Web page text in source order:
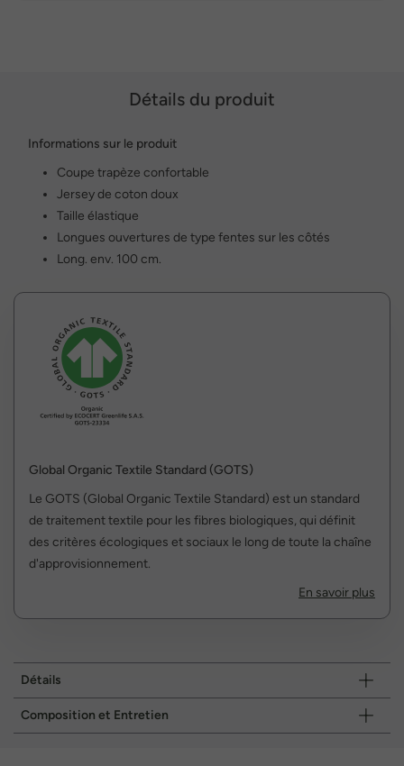
Détails du produit
Informations sur le produit
Coupe trapèze confortable
Jersey de coton doux
Taille élastique
Longues ouvertures de type fentes sur les côtés
Long. env. 100 cm.
Global Organic Textile Standard (GOTS)
Le GOTS (Global Organic Textile Standard) est un standard
de traitement textile pour les fibres biologiques, qui définit
des critères écologiques et sociaux le long de toute la chaîne
d'approvisionnement.
En savoir plus
Détails
Composition et Entretien